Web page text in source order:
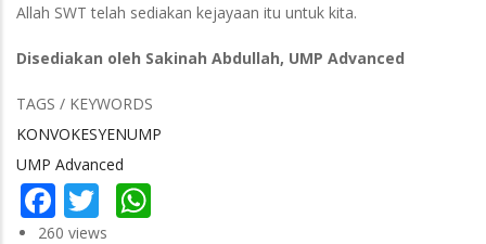
Allah SWT telah sediakan kejayaan itu untuk kita.
Disediakan oleh Sakinah Abdullah, UMP Advanced
TAGS / KEYWORDS
KONVOKESYENUMP
UMP Advanced
Facebook
Twitter
260 views